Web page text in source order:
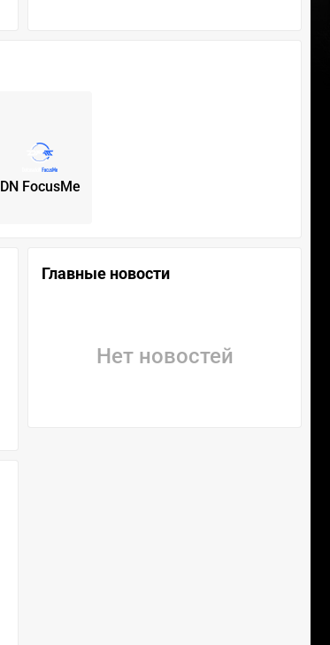
DN FocusMe
Главные новости
Нет новостей